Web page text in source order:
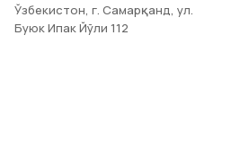
Ўзбекистон, г. Самарқанд, ул.
Буюк Ипак Йўли 112